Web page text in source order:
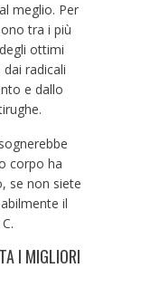
meglio. Per
tra i più
ottimi
radicali
e dallo
corpo ha
se non siete
il
I MIGLIORI